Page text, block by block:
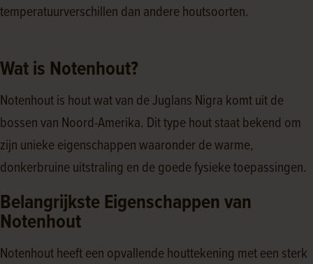
temperatuurverschillen dan andere houtsoorten.
Wat is Notenhout?
Notenhout is hout wat van de Juglans Nigra komt uit de
bossen van Noord-Amerika. Dit type hout staat bekend om
zijn unieke eigenschappen waaronder de warme,
donkerbruine uitstraling en de goede fysieke toepassingen.
Belangrijkste Eigenschappen van
Notenhout
Notenhout heeft een opvallende houttekening met een sterk